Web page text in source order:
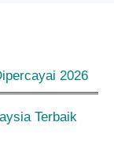
2026
Terbaik